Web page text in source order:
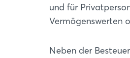
und für
Vermögenswerten
Neben der